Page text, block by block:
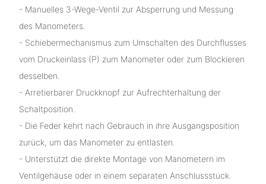
- Manuelles 3-Wege-Ventil zur Absperrung und Messung
des Manometers.
- Schiebermechanismus zum Umschalten des Durchflusses
vom Druckeinlass (P) zum Manometer oder zum Blockieren
desselben.
- Arretierbarer Druckknopf zur Aufrechterhaltung der
Schaltposition.
- Die Feder kehrt nach Gebrauch in ihre Ausgangsposition
zurück, um das Manometer zu entlasten.
- Unterstützt die direkte Montage von Manometern im
Ventilgehäuse oder in einem separaten Anschlussstück.